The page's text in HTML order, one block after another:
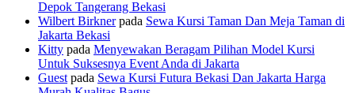
Depok Tangerang Bekasi
Wilbert Birknerpada Sewa Kursi Taman Dan Meja Taman di
Jakarta Bekasi
Kitty pada Menyewakan Beragam Pilihan Model Kursi
Untuk Suksesnya Event Anda di Jakarta
Guest pada Sewa Kursi Futura Bekasi Dan Jakarta Harga